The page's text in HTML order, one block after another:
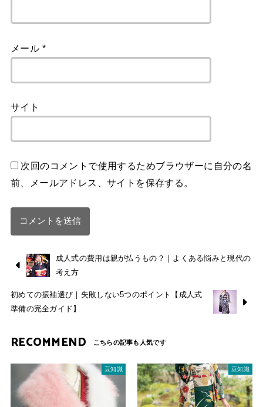
メール *
サイト
次回のコメントで使用するためブラウザーに自分の名
前、メールアドレス、サイトを保存する。
成人式の費用は親が払うもの？｜よくある悩みと現代の
考え方
初めての振袖選び｜失敗しない5つのポイント【成人式
準備の完全ガイド】
RECOMMEND
豆知識 豆知識